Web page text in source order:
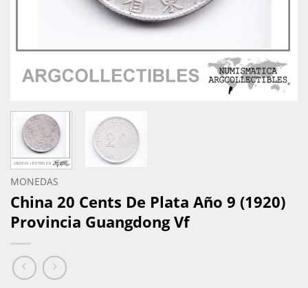
MONEDAS
China 20 Cents De Plata Año 9 (1920)
Provincia Guangdong Vf